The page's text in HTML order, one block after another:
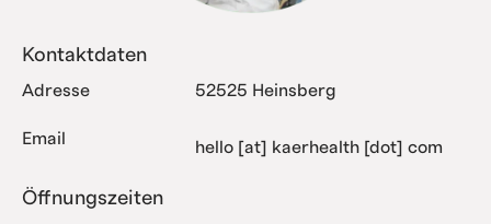
Kontaktdaten
Adresse 52525 Heinsberg
Email hello [at] kaerhealth [dot] com
Öffnungszeiten